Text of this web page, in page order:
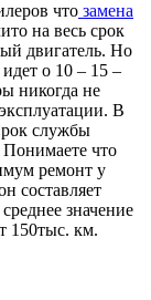
что замена
на весь срок
двигатель. Но
о 10 – 15 –
никогда не
В
службы
Понимаете что
ремонт у
составляет
значение
150тыс. км.